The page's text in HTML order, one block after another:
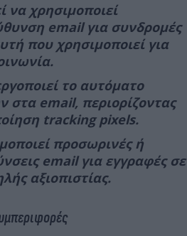
να χρησιμοποιεί
email για συνδρομές
που χρησιμοποιεί για
το αυτόματο
στα email, περιορίζοντας
tracking pixels.
προσωρινές ή
email για εγγραφές σε
αξιοπιστίας.